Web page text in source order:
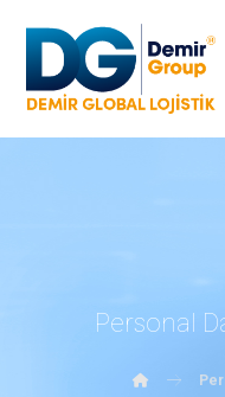
Personal